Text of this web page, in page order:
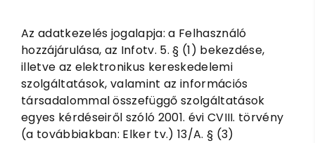
Az adatkezelés jogalapja: a Felhasználó
hozzájárulása, az Infotv. 5. § (1) bekezdése,
illetve az elektronikus kereskedelemi
szolgáltatások, valamint az információs
társadalommal összefüggő szolgáltatások
egyes kérdéseiről szóló 2001. évi CVIII. törvény
(a továbbiakban: Elker tv.) 13/A. § (3)